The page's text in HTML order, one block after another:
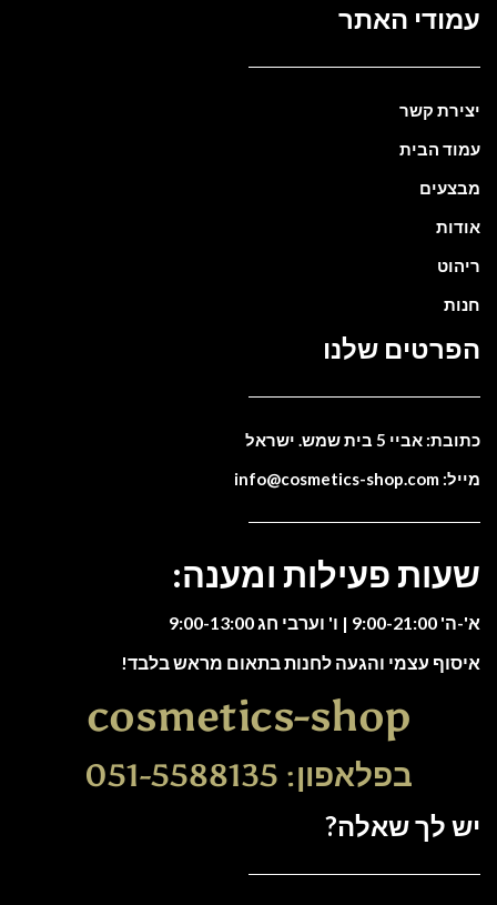
עמודי האתר
יצירת קשר
עמוד הבית
מבצעים
אודות
ריהוט
חנות
הפרטים שלנו
כתובת: אביי 5 בית שמש. ישראל
מייל: info@cosmetics-shop.com
שעות פעילות ומענה:
א'-ה' 9:00-21:00 | ו' וערבי חג 9:00-13:00
איסוף עצמי והגעה לחנות בתאום מראש בלבד!
cosmetics-shop
בפלאפון: 051-5588135
יש לך שאלה?